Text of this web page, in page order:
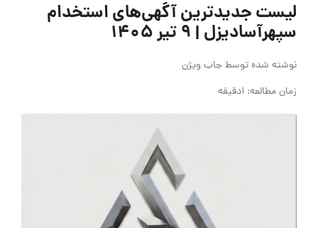
لیست جدیدترین آگهی‌های استخدام
سپهرآسادیزل | ۹ تیر ۱۴۰۵
نوشته شده توسطجاب ویژن
زمان مطالعه: 1دقیقه